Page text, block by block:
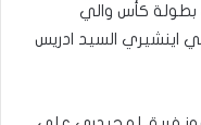
بطولة كأس والي
اينشيري السيد ادريس